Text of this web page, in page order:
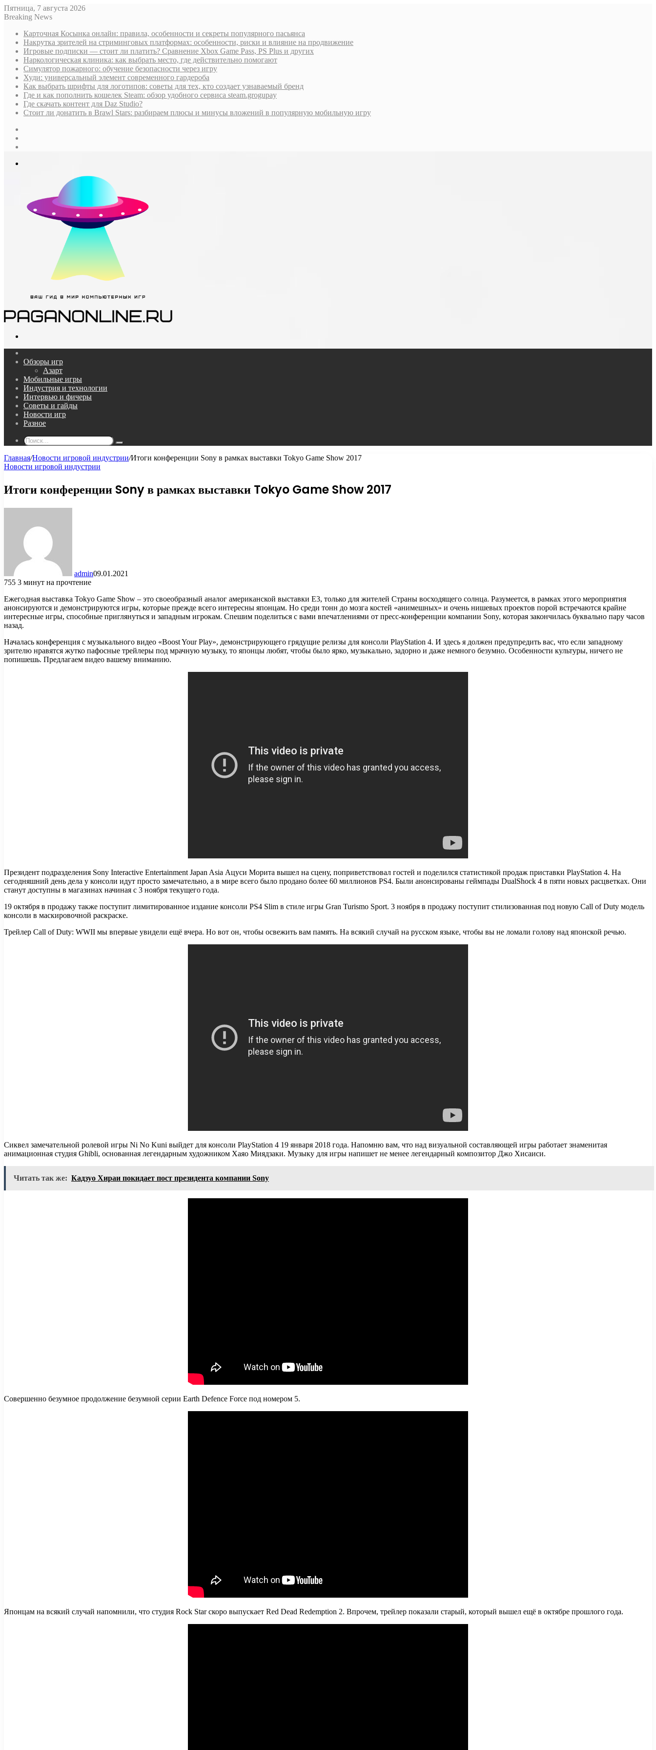
Пятница, 7 августа 2026
Breaking News
Карточная Косынка онлайн: правила, особенности и секреты популярного пасьянса
Накрутка зрителей на стриминговых платформах: особенности, риски и влияние на продвижение
Игровые подписки — стоит ли платить? Сравнение Xbox Game Pass, PS Plus и других
Наркологическая клиника: как выбрать место, где действительно помогают
Симулятор пожарного: обучение безопасности через игру
Худи: универсальный элемент современного гардероба
Как выбрать шрифты для логотипов: советы для тех, кто создает узнаваемый бренд
Где и как пополнить кошелек Steam: обзор удобного сервиса steam.grogupay
Где скачать контент для Daz Studio?
Стоит ли донатить в Brawl Stars: разбираем плюсы и минусы вложений в популярную мобильную игру
Обзоры игр
Азарт
Мобильные игры
Индустрия и технологии
Интервью и фичеры
Советы и гайды
Новости игр
Разное
Поиск...
Главная/Новости игровой индустрии/Итоги конференции Sony в рамках выставки Tokyo Game Show 2017
Новости игровой индустрии
Итоги конференции Sony в рамках выставки Tokyo Game Show 2017
admin09.01.2021
755 3 минут на прочтение
Ежегодная выставка Tokyo Game Show – это своеобразный аналог американской выставки Е3, только для жителей Страны восходящего солнца. Разумеется, в рамках этого мероприятия
анонсируются и демонстрируются игры, которые прежде всего интересны японцам. Но среди тонн до мозга костей «анимешных» и очень нишевых проектов порой встречаются крайне
интересные игры, способные приглянуться и западным игрокам. Спешим поделиться с вами впечатлениями от пресс-конференции компании Sony, которая закончилась буквально пару часов
назад.
Началась конференция с музыкального видео «Boost Your Play», демонстрирующего грядущие релизы для консоли PlayStation 4. И здесь я должен предупредить вас, что если западному
зрителю нравятся жутко пафосные трейлеры под мрачную музыку, то японцы любят, чтобы было ярко, музыкально, задорно и даже немного безумно. Особенности культуры, ничего не
попишешь. Предлагаем видео вашему вниманию.
Президент подразделения Sony Interactive Entertainment Japan Asia Ацуси Морита вышел на сцену, поприветствовал гостей и поделился статистикой продаж приставки PlayStation 4. На
сегодняшний день дела у консоли идут просто замечательно, а в мире всего было продано более 60 миллионов PS4. Были анонсированы геймпады DualShock 4 в пяти новых расцветках. Они
станут доступны в магазинах начиная с 3 ноября текущего года.
19 октября в продажу также поступит лимитированное издание консоли PS4 Slim в стиле игры Gran Turismo Sport. 3 ноября в продажу поступит стилизованная под новую Call of Duty модель
консоли в маскировочной раскраске.
Трейлер Call of Duty: WWII мы впервые увидели ещё вчера. Но вот он, чтобы освежить вам память. На всякий случай на русском языке, чтобы вы не ломали голову над японской речью.
Сиквел замечательной ролевой игры Ni No Kuni выйдет для консоли PlayStation 4 19 января 2018 года. Напомню вам, что над визуальной составляющей игры работает знаменитая
анимационная студия Ghibli, основанная легендарным художником Хаяо Миядзаки. Музыку для игры напишет не менее легендарный композитор Джо Хисаиси.
Читать так же: Кадзуо Хираи покидает пост президента компании Sony
Совершенно безумное продолжение безумной серии Earth Defence Force под номером 5.
Японцам на всякий случай напомнили, что студия Rock Star скоро выпускает Red Dead Redemption 2. Впрочем, трейлер показали старый, который вышел ещё в октябре прошлого года.